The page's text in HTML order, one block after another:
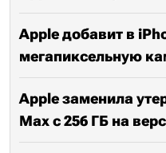
Apple добавит в
мегапиксельную
Apple заменила
Max с 256 ГБ на